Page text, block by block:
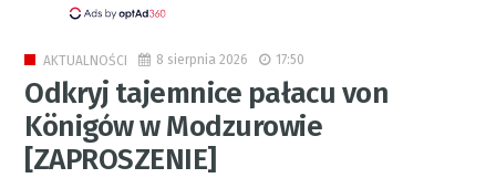
AKTUALNOŚCI 8 sierpnia 2026 17:50
Odkryj tajemnice pałacu von
Königów w Modzurowie
[ZAPROSZENIE]